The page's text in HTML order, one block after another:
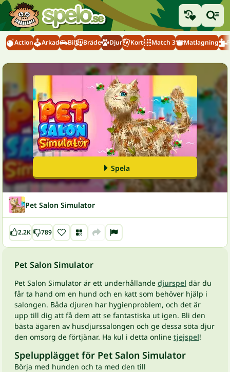
Action Arkad Bil Bräde Djur Kort Match 3 Matlagning
Spela
Pet Salon Simulator
2.2K 789
Pet Salon Simulator
Pet Salon Simulator är ett underhållande djurspel där du
får ta hand om en hund och en katt som behöver hjälp i
salongen. Båda djuren har hygienproblem, och det är
upp till dig att få dem att se fantastiska ut igen. Bli den
bästa ägaren av husdjurssalongen och ge dessa söta djur
den omsorg de förtjänar. Ha kul i detta online tjejspel!
Spelupplägget för Pet Salon Simulator
Börja med hunden och ta med den till